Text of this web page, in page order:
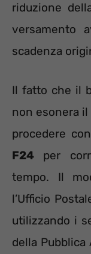
riduzione
versamento
scadenza
Il fatto che il
non esonera
procedere con
F24 per
tempo. Il
l’Ufficio
utilizzando i
della